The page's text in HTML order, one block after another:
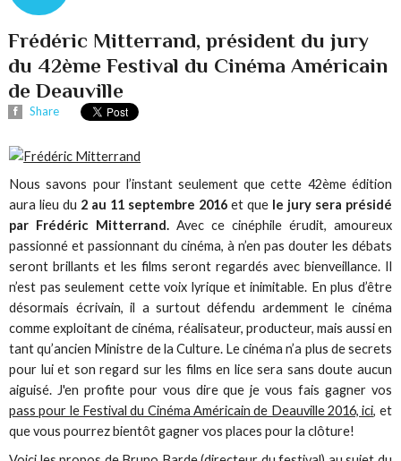
Frédéric Mitterrand, président du jury
du 42ème Festival du Cinéma Américain
de Deauville
Share
Nous savons pour l’instant seulement que cette 42ème édition
aura lieu du 2 au 11 septembre 2016 et quele jury sera présidé
par Frédéric Mitterrand. Avec ce cinéphile érudit, amoureux
passionné et passionnant du cinéma, à n’en pas douter les débats
seront brillants et les films seront regardés avec bienveillance. Il
n’est pas seulement cette voix lyrique et inimitable. En plus d’être
désormais écrivain, il a surtout défendu ardemment le cinéma
comme exploitant de cinéma, réalisateur, producteur, mais aussi en
tant qu’ancien Ministre de la Culture. Le cinéma n’a plus de secrets
pour lui et son regard sur les films en lice sera sans doute aucun
aiguisé. J'en profite pour vous dire que je vous fais gagner vos
pass pour le Festival du Cinéma Américain de Deauville 2016, ici, et
que vous pourrez bientôt gagner vos places pour la clôture!